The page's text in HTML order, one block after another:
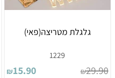
גלגלת מטריצה(פאי)
1229
₪29.90
₪15.90